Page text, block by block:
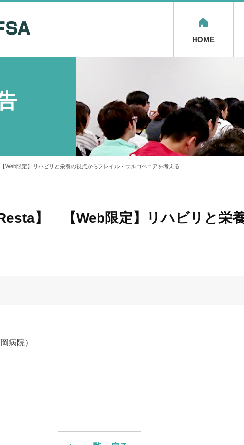
HOME
Web限定】リハビリと栄養の視点からフレイル・サルコぺニアを考える
】 【Web限定】リハビリと栄
分
字福岡病院）